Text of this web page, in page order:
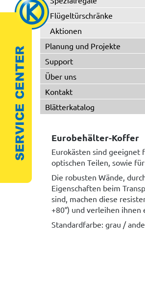
Flügeltürschränke
Aktionen
Planung und Projekte
Support
Über uns
Kontakt
Blätterkatalog
Eurobehälter-Koffer
Eurokästen sind geeignet
optischen Teilen, sowie
Die robusten Wände,
Eigenschaften beim
sind, machen diese
+80°) und verleihen
Standardfarbe: grau /